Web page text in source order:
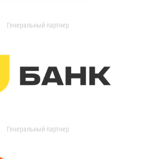
Генеральный партнер
Генеральный партнер